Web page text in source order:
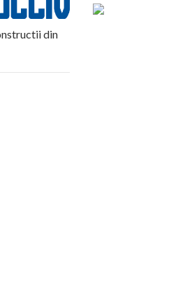
din